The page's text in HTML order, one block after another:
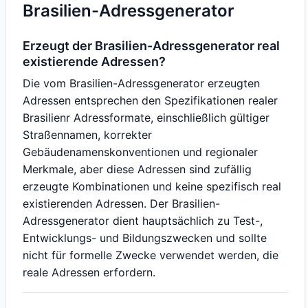
Brasilien-Adressgenerator
Erzeugt der Brasilien-Adressgenerator real
existierende Adressen?
Die vom Brasilien-Adressgenerator erzeugten
Adressen entsprechen den Spezifikationen realer
Brasilienr Adressformate, einschließlich gültiger
Straßennamen, korrekter
Gebäudenamenskonventionen und regionaler
Merkmale, aber diese Adressen sind zufällig
erzeugte Kombinationen und keine spezifisch real
existierenden Adressen. Der Brasilien-
Adressgenerator dient hauptsächlich zu Test-,
Entwicklungs- und Bildungszwecken und sollte
nicht für formelle Zwecke verwendet werden, die
reale Adressen erfordern.